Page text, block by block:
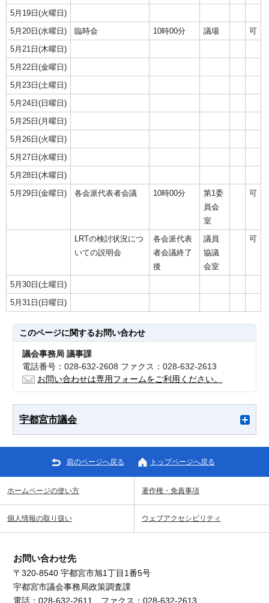
5月19日(火曜日)
5月20日(水曜日)
臨時会 10時00分 議場
可
5月21日(木曜日)
5月22日(金曜日)
5月23日(土曜日)
5月24日(日曜日)
5月25日(月曜日)
5月26日(火曜日)
5月27日(水曜日)
5月28日(木曜日)
5月29日(金曜日)
各会派代表者会議 10時00分
第1委
員会
室
可
LRTの検討状況につ
いての説明会
各会派代表
者会議終了
後
議員
協議
会室
可
5月30日(土曜日)
5月31日(日曜日)
このページに関するお問い合わせ
議会事務局 議事課
電話番号：028-632-2608 ファクス：028-632-2613
お問い合わせは専用フォームをご利用ください。
宇都宮市議会
前のページへ戻る トップページへ戻る
ホームページの使い方 著作権・免責事項
個人情報の取り扱い ウェブアクセシビリティ
お問い合わせ先
〒320-8540 宇都宮市旭1丁目1番5号
宇都宮市議会事務局政策調査課
電話：028-632-2611 ファクス：028-632-2613